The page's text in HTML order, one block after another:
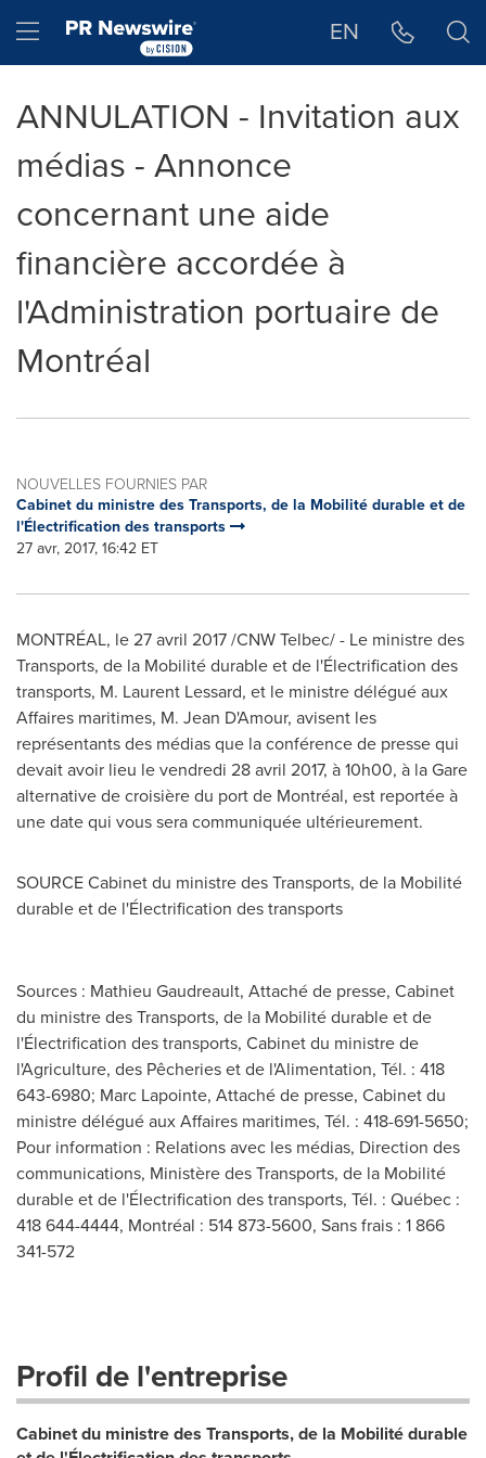
Hamburger menu EN
ANNULATION - Invitation aux
médias - Annonce
concernant une aide
financière accordée à
l'Administration portuaire de
Montréal
NOUVELLES FOURNIES PAR
Cabinet du ministre des Transports, de la Mobilité durable et de
l'Électrification des transports
27 avr, 2017, 16:42 ET
MONTRÉAL, le 27 avril 2017 /CNW Telbec/ - Le ministre des
Transports, de la Mobilité durable et de l'Électrification des
transports, M. Laurent Lessard, et le ministre délégué aux
Affaires maritimes, M. Jean D'Amour, avisent les
représentants des médias que la conférence de presse qui
devait avoir lieu le vendredi 28 avril 2017, à 10h00, à la Gare
alternative de croisière du port de Montréal, est reportée à
une date qui vous sera communiquée ultérieurement.
SOURCE Cabinet du ministre des Transports, de la Mobilité
durable et de l'Électrification des transports
Sources : Mathieu Gaudreault, Attaché de presse, Cabinet
du ministre des Transports, de la Mobilité durable et de
l'Électrification des transports, Cabinet du ministre de
l'Agriculture, des Pêcheries et de l'Alimentation, Tél. : 418
643-6980; Marc Lapointe, Attaché de presse, Cabinet du
ministre délégué aux Affaires maritimes, Tél. : 418-691-5650;
Pour information : Relations avec les médias, Direction des
communications, Ministère des Transports, de la Mobilité
durable et de l'Électrification des transports, Tél. : Québec :
418 644-4444, Montréal : 514 873-5600, Sans frais : 1 866
341-572
Profil de l'entreprise
Cabinet du ministre des Transports, de la Mobilité durable